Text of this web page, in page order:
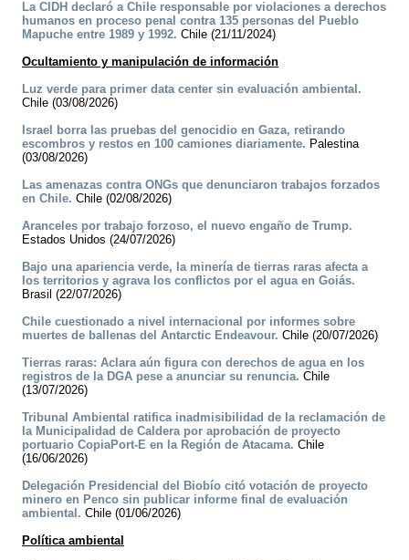
La CIDH declaró a Chile responsable por violaciones a derechos
humanos en proceso penal contra 135 personas del Pueblo
Mapuche entre 1989 y 1992. Chile (21/11/2024)
Ocultamiento y manipulación de información
Luz verde para primer data center sin evaluación ambiental.
Chile (03/08/2026)
Israel borra las pruebas del genocidio en Gaza, retirando
escombros y restos en 100 camiones diariamente. Palestina
(03/08/2026)
Las amenazas contra ONGs que denunciaron trabajos forzados
en Chile. Chile (02/08/2026)
Aranceles por trabajo forzoso, el nuevo engaño de Trump.
Estados Unidos (24/07/2026)
Bajo una apariencia verde, la minería de tierras raras afecta a
los territorios y agrava los conflictos por el agua en Goiás.
Brasil (22/07/2026)
Chile cuestionado a nivel internacional por informes sobre
muertes de ballenas del Antarctic Endeavour. Chile (20/07/2026)
Tierras raras: Aclara aún figura con derechos de agua en los
registros de la DGA pese a anunciar su renuncia. Chile
(13/07/2026)
Tribunal Ambiental ratifica inadmisibilidad de la reclamación de
la Municipalidad de Caldera por aprobación de proyecto
portuario CopiaPort-E en la Región de Atacama. Chile
(16/06/2026)
Delegación Presidencial del Biobío citó votación de proyecto
minero en Penco sin publicar informe final de evaluación
ambiental. Chile (01/06/2026)
Política ambiental